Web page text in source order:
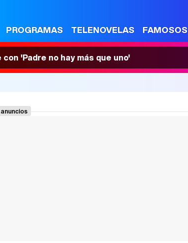
PROGRAMAS TELENOVELAS FAMOSOS
'Padre no hay más que uno'